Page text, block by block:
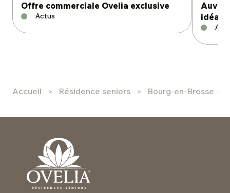
Offre commerciale Ovelia exclusive
Actus
idéale
Accueil Résidence seniors Bourg-en-Bresse -